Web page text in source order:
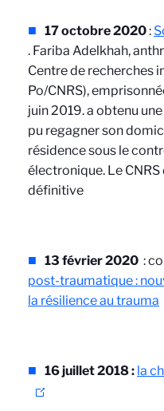
17 octobre 2020:
. Fariba Adelkhah,
Centre de recherches
Po/CNRS),
juin 2019. a obtenu
pu regagner son
résidence sous le
électronique. Le
définitive
13 février 2020 :
post-traumatique :
la résilience au trauma
16 juillet 2018 : la